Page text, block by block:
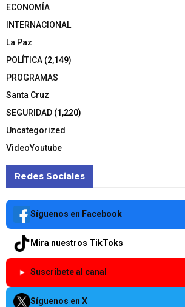
ECONOMÍA
INTERNACIONAL
La Paz
POLÍTICA (2,149)
PROGRAMAS
Santa Cruz
SEGURIDAD (1,220)
Uncategorized
VideoYoutube
Redes Sociales
Síguenos en Facebook
Mira nuestros TikToks
Suscríbete al canal
Síguenos en X